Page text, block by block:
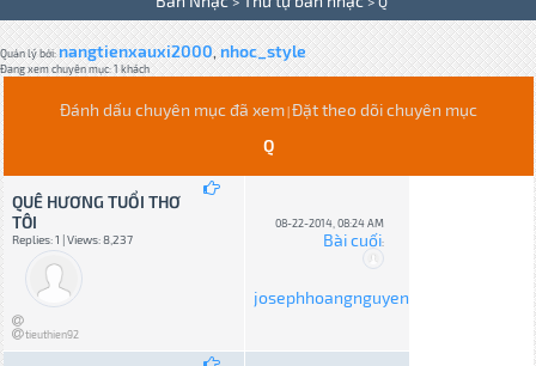
Quản lý bởi:nangtienxauxi2000,nhoc_style
Đang xem chuyên mục: 1 khách
Đánh dấu chuyên mục đã xem| Đặt theo dõi chuyên mục
Q
QUÊ HƯƠNG TUỔI THƠ
TÔI
Replies: 1 | Views: 8,237
tieuthien92
08-22-2014, 08:24 AM
Bài cuối:
josephhoangnguyen